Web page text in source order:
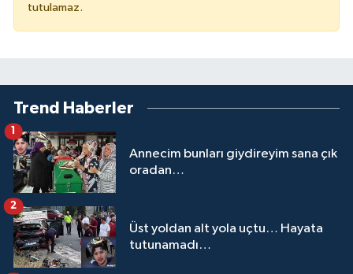
tutulamaz.
Trend Haberler
Annecim bunları giydireyim sana çık
oradan…
1
Üst yoldan alt yola uçtu… Hayata
tutunamadı…
2